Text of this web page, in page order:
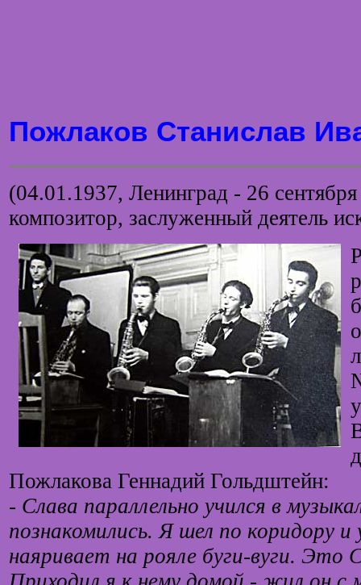
Пожлаков Станислав
(04.01.1937, Ленинград - 26
композитор, заслуженный деятель
Пожлакова Геннадий Гольдштейн:
- Слава параллельно учился в
познакомились. Я шел по коридору
наяривает на рояле буги-вуги. Это